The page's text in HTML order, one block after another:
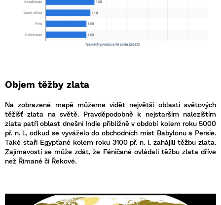
Objem těžby zlata
Na zobrazené mapě můžeme vidět největší oblasti světových
těžišť zlata na světě. Pravděpodobně k nejstarším nalezištím
zlata patří oblast dnešní Indie přibližně v období kolem roku 5000
př. n. l., odkud se vyváželo do obchodních míst Babylonu a Persie.
Také staří Egypťané kolem roku 3100 př. n. l. zahájili těžbu zlata.
Zajímavostí se může zdát, že Féničané ovládali těžbu zlata dříve
než Římané či Řekové.